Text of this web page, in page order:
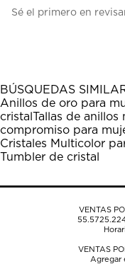
para
1
estrella
Esta
acción
abrirá
el
formulario
envío.
para
estrellas.
Esta
acción
abrirá
el
formulario
envío.
para
estrellas.
Esta
acción
abrirá
el
formulario
envío.
para
estrellas.
Esta
acción
abrirá
el
envío.
para
Esta
el
Sé el primero en
BÚSQUEDAS
Anillos de oro para
cristal Tallas de anillos
compromiso para
Cristales Multicolor
Tumbler de cristal
VENTAS
VENTAS
Agregar